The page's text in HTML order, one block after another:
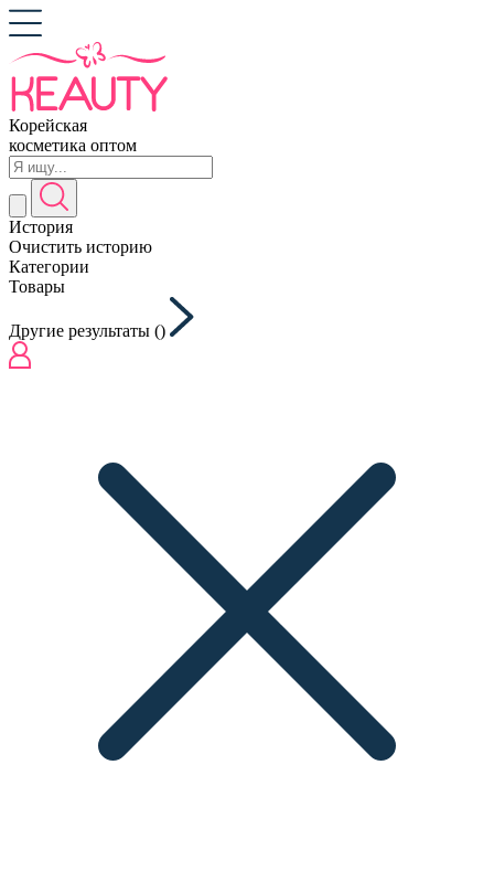
Корейская
косметика оптом
История
Очистить историю
Категории
Товары
Другие результаты ()